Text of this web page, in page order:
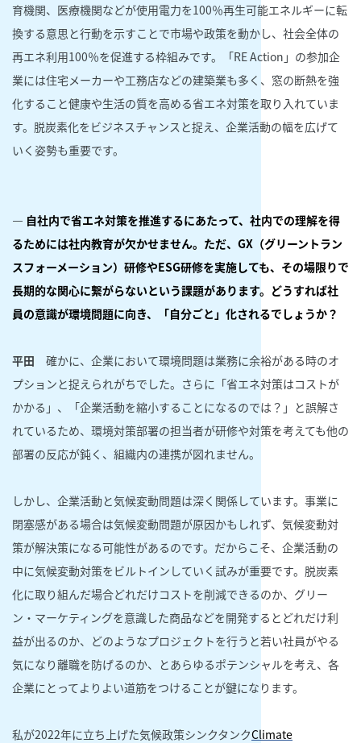
育機関、医療機関などが使用電力を100％再生可能エネルギーに転
換する意思と行動を示すことで市場や政策を動かし、社会全体の
再エネ利用100％を促進する枠組みです。「RE Action」の参加企
業には住宅メーカーや工務店などの建築業も多く、窓の断熱を強
化すること健康や生活の質を高める省エネ対策を取り入れていま
す。脱炭素化をビジネスチャンスと捉え、企業活動の幅を広げて
いく姿勢も重要です。
― 自社内で省エネ対策を推進するにあたって、社内での理解を得
るためには社内教育が欠かせません。ただ、GX（グリーントラン
スフォーメーション）研修やESG研修を実施しても、その場限りで
長期的な関心に繋がらないという課題があります。どうすれば社
員の意識が環境問題に向き、「自分ごと」化されるでしょうか？
平田 確かに、企業において環境問題は業務に余裕がある時のオ
プションと捉えられがちでした。さらに「省エネ対策はコストが
かかる」、「企業活動を縮小することになるのでは？」と誤解さ
れているため、環境対策部署の担当者が研修や対策を考えても他の
部署の反応が鈍く、組織内の連携が図れません。
しかし、企業活動と気候変動問題は深く関係しています。事業に
閉塞感がある場合は気候変動問題が原因かもしれず、気候変動対
策が解決策になる可能性があるのです。だからこそ、企業活動の
中に気候変動対策をビルトインしていく試みが重要です。脱炭素
化に取り組んだ場合どれだけコストを削減できるのか、グリー
ン・マーケティングを意識した商品などを開発するとどれだけ利
益が出るのか、どのようなプロジェクトを行うと若い社員がやる
気になり離職を防げるのか、とあらゆるポテンシャルを考え、各
企業にとってよりよい道筋をつけることが鍵になります。
私が2022年に立ち上げた気候政策シンクタンクClimate